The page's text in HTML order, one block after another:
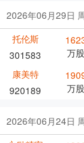
2026年06月29日
托伦斯
301583
万股
康美特
920189
万股
2026年06月24日